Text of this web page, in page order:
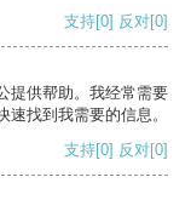
支持[0] 反对[0]
提供帮助。我经常需要
找到我需要的信息。
支持[0] 反对[0]